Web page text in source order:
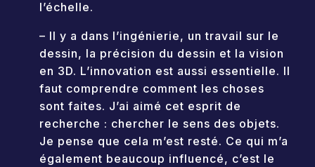
l’échelle.
– Il y a dans l’ingénierie, un travail sur le
dessin, la précision du dessin et la vision
en 3D. L’innovation est aussi essentielle. Il
faut comprendre comment les choses
sont faites. J’ai aimé cet esprit de
recherche : chercher le sens des objets.
Je pense que cela m’est resté. Ce qui m’a
également beaucoup influencé, c’est le